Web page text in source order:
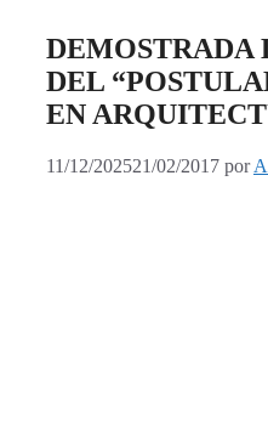
DEMOSTRADA
DEL
EN
11/12/202521/02/2017 por